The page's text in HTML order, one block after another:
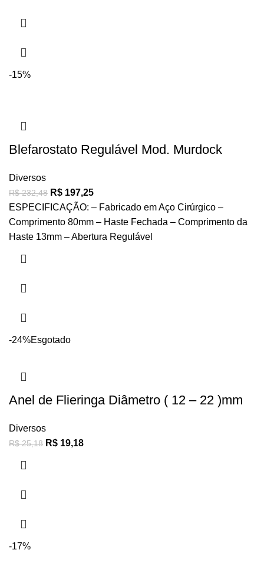
-15%
Blefarostato Regulável Mod. Murdock
Diversos
R$232,48 R$ 197,25
ESPECIFICAÇÃO: – Fabricado em Aço Cirúrgico –
Comprimento 80mm – Haste Fechada – Comprimento da
Haste 13mm – Abertura Regulável
-24%Esgotado
Anel de Flieringa Diâmetro ( 12 – 22 )mm
Diversos
R$25,18 R$ 19,18
-17%